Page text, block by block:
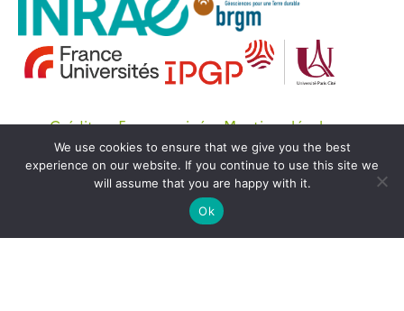
Crédits Espace privé
Mentions légales
© Copyright OZCAR 2020 -SEDOO (Service de
Données OMP)
We use cookies to ensure that we give you the best
experience on our website. If you continue to use this site we
will assume that you are happy with it.
Ok